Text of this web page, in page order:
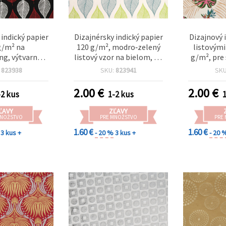
papier
m² na
výtvarné a
56 × 76
HP10
823938
kus
3 kus +
Dizajnérsky indický papier
120 g/m², modro‑zelený
listový vzor na bielom, na
scrapbooking a kreatívne
SKU: 823941
2.00€ 1-2 kus
ZĽAVY
PRE MNOŽSTVO
1.60 €- 20 %3 kus +
Dizajnový
g/m²,
2.00€
PRE
1.60 €- 20